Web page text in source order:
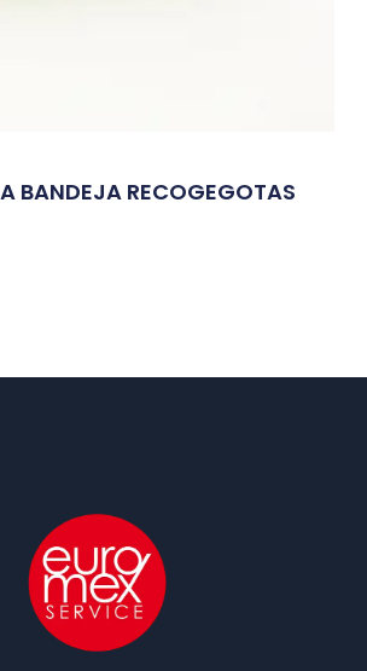
BANDEJA RECOGEGOTAS